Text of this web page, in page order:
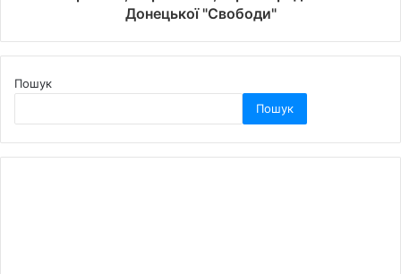
Донецької "Свободи"
Пошук
Пошук